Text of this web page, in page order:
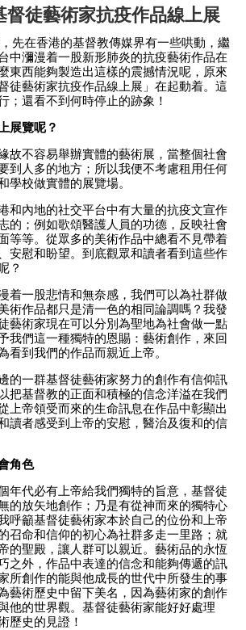
督徒藝術家抗疫作品線上展
先在香港的基督教傳媒界有一些哄動，繼
中瀰漫着一股新形肺炎的抗疫藝術作品在
東西能夠製造出這樣的震撼情況呢，原來
徒藝術家抗疫作品線上展」在起動着。這
；還看不到何時停止的跡象！
展覽呢？
故不容易舉辦實體的藝術展，當整個社會
到人多的地方；所以我便不考慮租用任何
學校做實體的展覽場。
和內地的社交平台中有大量的抗疫文宣作
的；例如歌頌醫護人員的功德，反映社會
等等。從眾多的美術作品中總看不見帶着
安慰和盼望。到底觀眾和讀者看到這些作
？
着一股悲情和無奈感，我們可以為社群做
術作品都只是清一色的相同論調嗎？我發
藝術家現在可以分別為聖地為社會做一點
我們這一種獨特的恩賜：藝術創作，來回
看到我們的作品而親近上帝。
的一群基督徒藝術家努力的創作有信仰訊
把基督教的正面和積極的信念洋溢在我們
上帝領受而來的生命訊息在作品中彰顯出
讀者感受到上帝的安慰，醫治及復和的信
角色
年代必有上帝給我們獨特的旨意，基督徒
的放矢地創作；乃是有從神而來的獨特心
呼籲基督徒藝術家本於自己的位份和上帝
召命和信仰的初心為社群多走一里路；就
的聖殿，讓人群可以親近。藝術品的永恆
之外，作品中表達的信念和能夠傳遞的訊
所創作的能與他成長的世代中所發生的事
藝術歷史中留下美名，因為藝術家的創作
他的世界觀。基督徒藝術家能好好處理
歷史的見證！